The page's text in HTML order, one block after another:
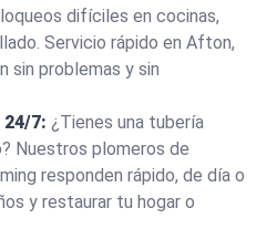
difíciles en cocinas,
Servicio rápido en Afton,
sin problemas y sin
7: ¿Tienes una tubería
Nuestros plomeros de
responden rápido, de día o
y restaurar tu hogar o